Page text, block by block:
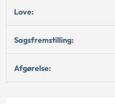
Love:
Sagsfremstilling:
Afgørelse: